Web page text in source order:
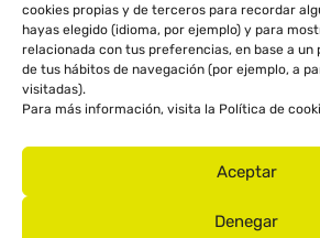
cookies propias y de terceros para recordar
hayas elegido (idioma, por ejemplo) y para
relacionada con tus preferencias, en base a
de tus hábitos de navegación (por ejemplo, a
visitadas).
Para más información, visita la Política de
Aceptar
Denegar
Calle Arquitecto Alfaro,
info@zontesvalencia.es